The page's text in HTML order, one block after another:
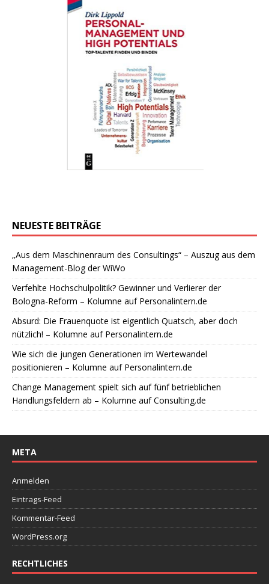
NEUESTE BEITRÄGE
„Aus dem Maschinenraum des Consultings“ – Auszug aus dem
Management-Blog der WiWo
Verfehlte Hochschulpolitik? Gewinner und Verlierer der
Bologna-Reform – Kolumne auf Personalintern.de
Absurd: Die Frauenquote ist eigentlich Quatsch, aber doch
nützlich! – Kolumne auf Personalintern.de
Wie sich die jungen Generationen im Wertewandel
positionieren – Kolumne auf Personalintern.de
Change Management spielt sich auf fünf betrieblichen
Handlungsfeldern ab – Kolumne auf Consulting.de
META
Anmelden
Eintrags-Feed
Kommentar-Feed
WordPress.org
RECHTLICHES